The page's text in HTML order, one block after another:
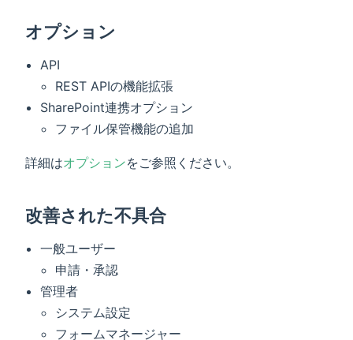
オプション
API
REST APIの機能拡張
SharePoint連携オプション
ファイル保管機能の追加
詳細はオプションをご参照ください。
改善された不具合
一般ユーザー
申請・承認
管理者
システム設定
フォームマネージャー